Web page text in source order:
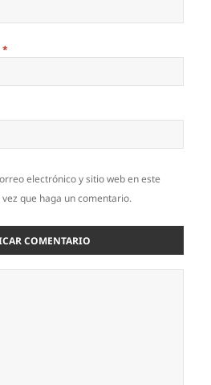
*
electrónico y sitio web en este
que haga un comentario.